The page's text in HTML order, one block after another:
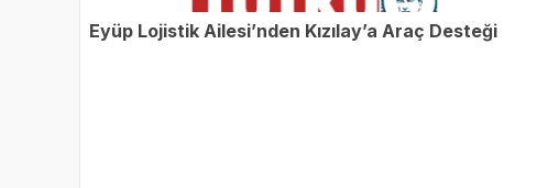
Eyüp Lojistik Ailesi’nden Kızılay’a Araç Desteği